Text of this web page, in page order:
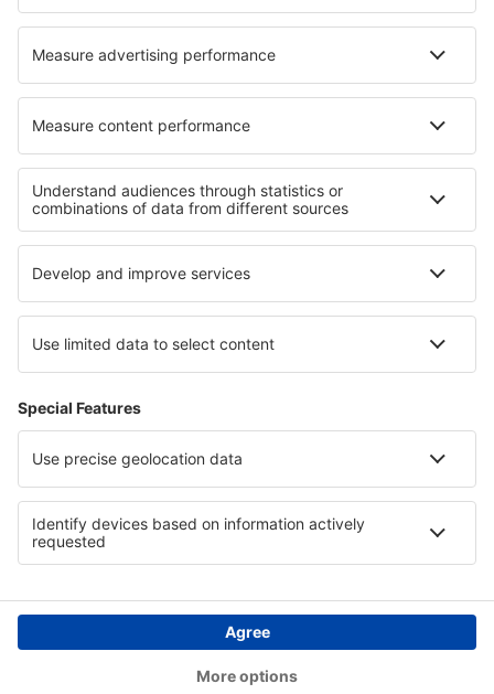
Lot
Om eSky
Vilkår
Mine bestillinger
Personvernregler
Hjelp og kontakt
Personvern
Land
Internasjonale nettsider
eSky.eu eSky.com eDestinos.com